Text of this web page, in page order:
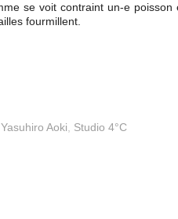
se voit contraint un-e poisson
fourmillent.
Yasuhiro Aoki Studio 4°C